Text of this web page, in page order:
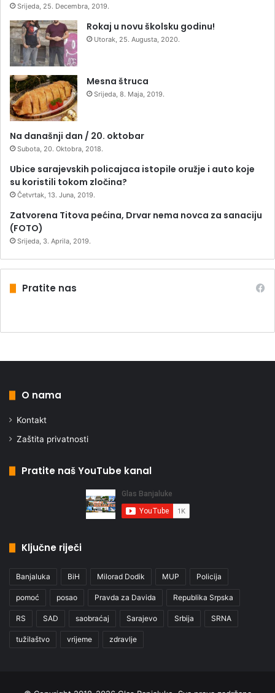
Srijeda, 25. Decembra, 2019.
Rokaj u novu školsku godinu!
Utorak, 25. Augusta, 2020.
Mesna štruca
Srijeda, 8. Maja, 2019.
Na današnji dan / 20. oktobar
Subota, 20. Oktobra, 2018.
Ubice sarajevskih policajaca istopile oružje i auto koje
su koristili tokom zločina?
Četvrtak, 13. Juna, 2019.
Zatvorena Titova pećina, Drvar nema novca za sanaciju
(FOTO)
Srijeda, 3. Aprila, 2019.
Pratite nas
O nama
Kontakt
Zaštita privatnosti
Pratite naš YouTube kanal
Ključne riječi
Banjaluka BiH Milorad Dodik MUP Policija
pomoć posao Pravda za Davida Republika Srpska
RS SAD saobraćaj Sarajevo Srbija SRNA
tužilaštvo vrijeme zdravlje